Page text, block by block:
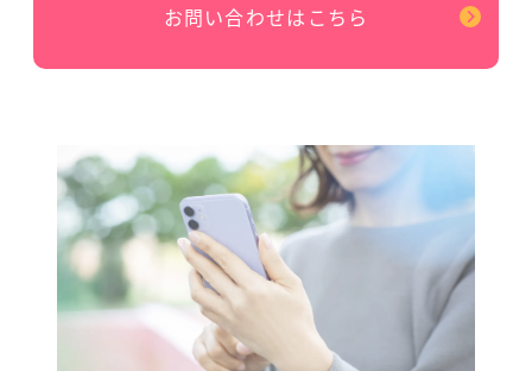
お問い合わせはこちら